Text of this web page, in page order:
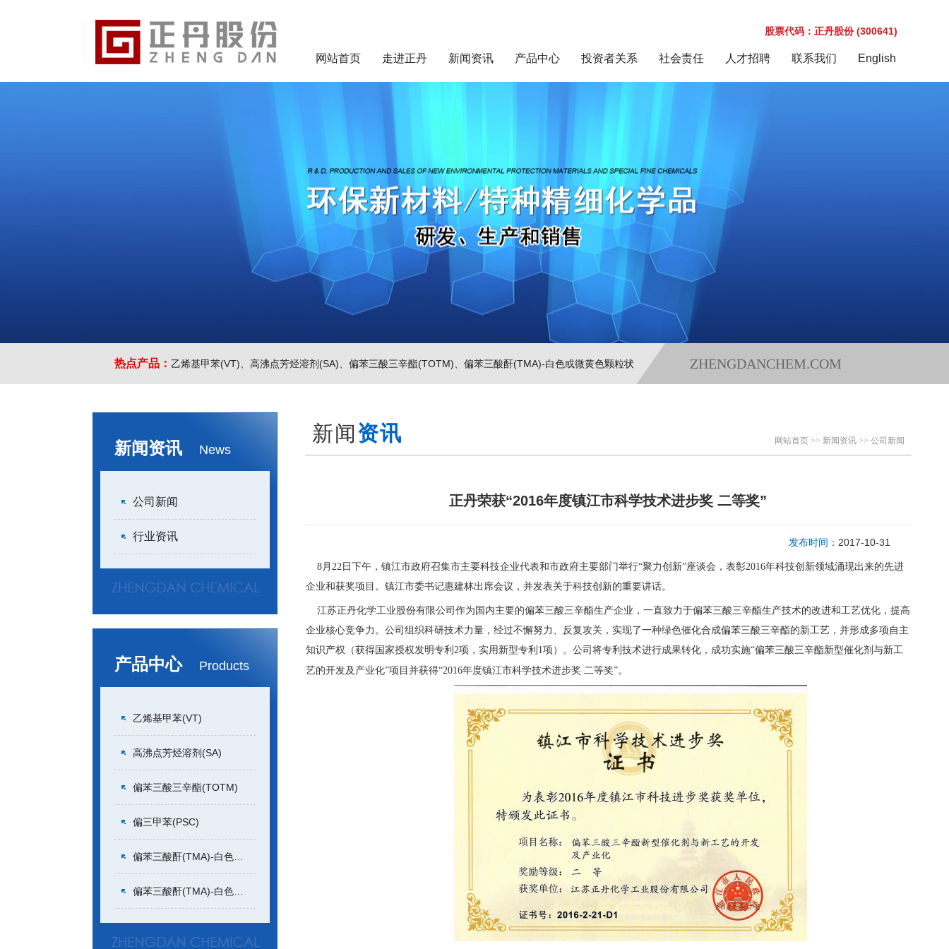
股票代码：正丹股份 (300641)
网站首页 走进正丹 新闻资讯 产品中心 投资者关系 社会责任 人才招聘 联系我们 English
热点产品：乙烯基甲苯(VT) 、高沸点芳烃溶剂(SA) 、偏苯三酸三辛酯(TOTM) 、偏苯三酸酐(TMA)-白色或微黄色颗粒状 ZHENGDANCHEM.COM
新闻资讯 News
公司新闻
行业资讯
产品中心 Products
乙烯基甲苯(VT)
高沸点芳烃溶剂(SA)
偏苯三酸三辛酯(TOTM)
偏三甲苯(PSC)
偏苯三酸酐(TMA)-白色或微黄色颗粒状
偏苯三酸酐(TMA)-白色或微黄色片状
新闻资讯 网站首页 >> 新闻资讯 >> 公司新闻
正丹荣获“2016年度镇江市科学技术进步奖 二等奖”
发布时间： 2017-10-31
8月22日下午，镇江市政府召集市主要科技企业代表和市政府主要部门举行“聚力创新”座谈会，表彰2016年科技创新领域涌现出来的先进
企业和获奖项目。镇江市委书记惠建林出席会议，并发表关于科技创新的重要讲话。
江苏正丹化学工业股份有限公司作为国内主要的偏苯三酸三辛酯生产企业，一直致力于偏苯三酸三辛酯生产技术的改进和工艺优化，提高
企业核心竞争力。公司组织科研技术力量，经过不懈努力、反复攻关，实现了一种绿色催化合成偏苯三酸三辛酯的新工艺，并形成多项自主
知识产权（获得国家授权发明专利2项，实用新型专利1项）。公司将专利技术进行成果转化，成功实施“偏苯三酸三辛酯新型催化剂与新工
艺的开发及产业化”项目并获得“2016年度镇江市科学技术进步奖 二等奖”。